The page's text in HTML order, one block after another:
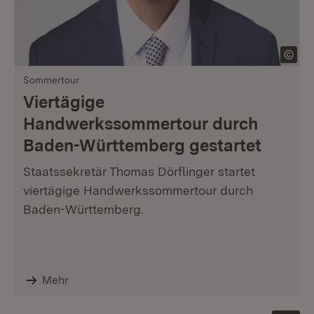
Sommertour
Viertägige
Handwerkssommertour durch
Baden-Württemberg gestartet
Staatssekretär Thomas Dörflinger startet
viertägige Handwerkssommertour durch
Baden-Württemberg.
Mehr